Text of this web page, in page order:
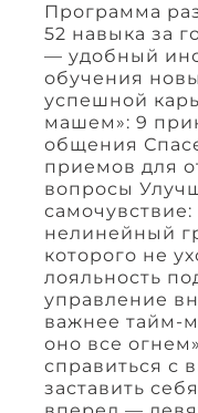
Программа
52 навыка за
— удобный
обучения
успешной
машем»: 9
общения
приемов для
вопросы
нелинейный
которого не
лояльность
управление
важнее тайм-
оно все
справиться с
заставить